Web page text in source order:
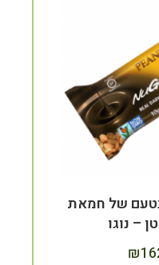
של חמאת
– נוגו
₪